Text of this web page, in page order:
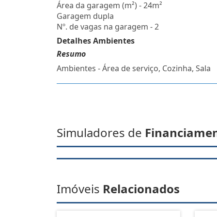
Área da garagem (m²) - 24m²
Garagem dupla
Nº. de vagas na garagem - 2
Detalhes Ambientes
Resumo
Ambientes - Área de serviço, Cozinha, Sala
Simuladores de
Imóveis Relacionados